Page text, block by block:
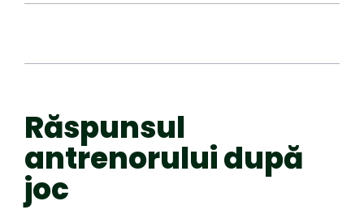
Răspunsul
antrenorului după
joc